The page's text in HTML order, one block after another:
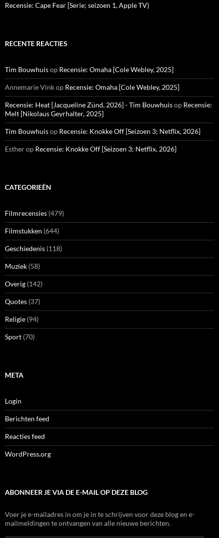
Recensie: Cape Fear [Serie; seizoen 1, Apple TV)
RECENTE REACTIES
Tim Bouwhuisop Recensie: Omaha [Cole Webley, 2025]
Annemarie Vinkop Recensie: Omaha [Cole Webley, 2025]
Recensie: Heat [Jacqueline Zünd, 2026] - Tim Bouwhuisop Recensie:
Melt [Nikolaus Geyrhalter, 2025]
Tim Bouwhuisop Recensie: Knokke Off [Seizoen 3; Netflix, 2026]
Estherop Recensie: Knokke Off [Seizoen 3; Netflix, 2026]
CATEGORIEËN
Filmrecensies (479)
Filmstukken (644)
Geschiedenis (118)
Muziek (58)
Overig (142)
Quotes (37)
Religie (94)
Sport (70)
META
Login
Berichten feed
Reacties feed
WordPress.org
ABONNEER JE VIA DE E-MAIL OP DEZE BLOG
Voer je e-mailadres in om je in te schrijven voor deze blog en e-
mailmeldingen te ontvangen van alle nieuwe berichten.